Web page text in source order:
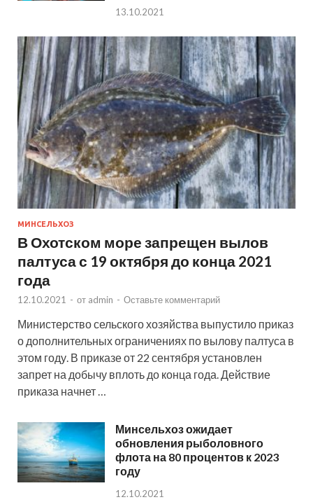
13.10.2021
МИНСЕЛЬХОЗ
В Охотском море запрещен вылов
палтуса с 19 октября до конца 2021
года
12.10.2021 - от admin - Оставьте комментарий
Министерство сельского хозяйства выпустило приказ
о дополнительных ограничениях по вылову палтуса в
этом году. В приказе от 22 сентября установлен
запрет на добычу вплоть до конца года. Действие
приказа начнет …
Минсельхоз ожидает
обновления рыболовного
флота на 80 процентов к 2023
году
12.10.2021